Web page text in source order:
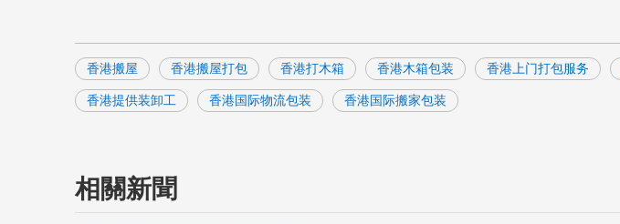
香港搬屋 香港搬屋打包 香港打木箱 香港木箱包装 香港上门打包服务
香港提供装卸工 香港国际物流包装 香港国际搬家包装
相關新聞